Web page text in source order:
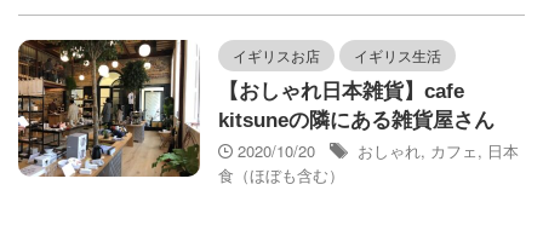
イギリスお店 イギリス生活
【おしゃれ日本雑貨】cafe
kitsuneの隣にある雑貨屋さん
2020/10/20
おしゃれ, カフェ, 日本
食（ほぼも含む）